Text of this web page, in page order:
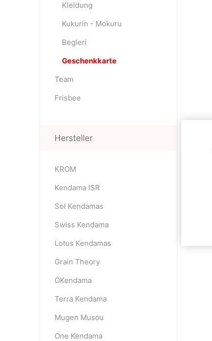
Kleidung
Kukurin - Mokuru
Begleri
Geschenkkarte
Team
Frisbee
Hersteller
KROM
Kendama ISR
Sol Kendamas
Swiss Kendama
Lotus Kendamas
Grain Theory
OKendama
Terra Kendama
Mugen Musou
One Kendama